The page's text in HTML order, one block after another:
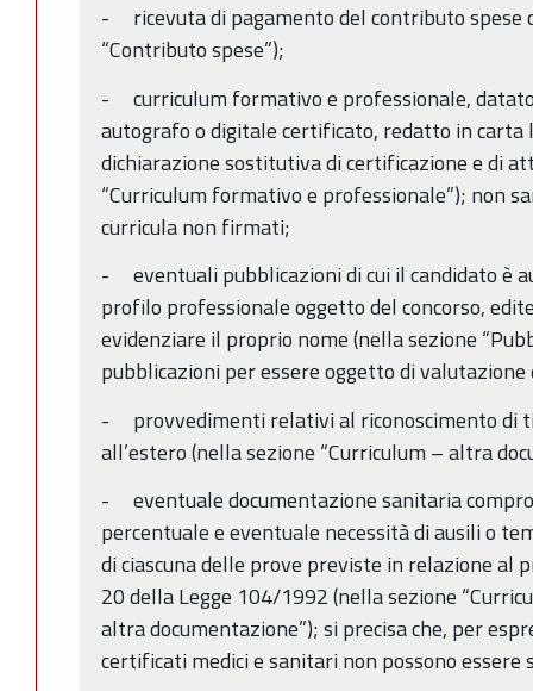
- ricevuta di pagamento del contributo spese
“Contributo spese”);
- curriculum formativo e professionale,
autografo o digitale certificato, redatto in carta
dichiarazione sostitutiva di certificazione e di
“Curriculum formativo e professionale”); non
curricula non firmati;
- eventuali pubblicazioni di cui il candidato è
profilo professionale oggetto del concorso,
evidenziare il proprio nome (nella sezione
pubblicazioni per essere oggetto di
- provvedimenti relativi al riconoscimento di
all’estero (nella sezione “Curriculum – altra
- eventuale documentazione sanitaria
percentuale e eventuale necessità di ausili o
di ciascuna delle prove previste in relazione al
20 della Legge 104/1992 (nella sezione
altra documentazione”); si precisa che, per
certificati medici e sanitari non possono